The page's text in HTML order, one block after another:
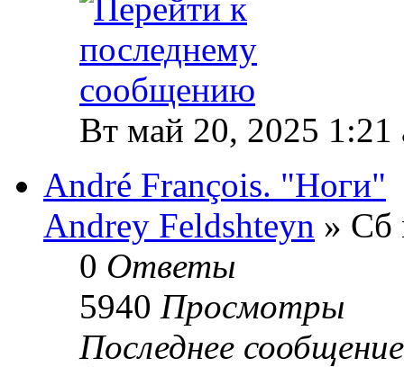
Вт май 20, 2025 1:21
André François. "Ноги"
Andrey Feldshteyn » Сб
0 Ответы
5940 Просмотры
Последнее